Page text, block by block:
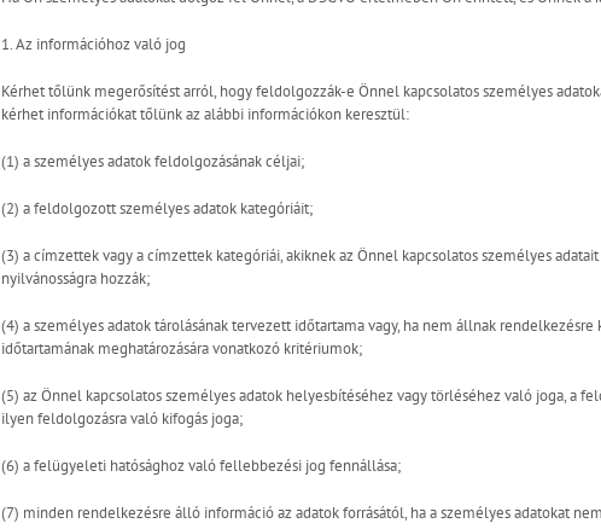
1. Az információhoz való jog
Kérhet tőlünk megerősítést arról, hogy feldolgozzák-e Önnel kapcsolatos személyes
kérhet információkat tőlünk az alábbi információkon keresztül:
(1) a személyes adatok feldolgozásának céljai;
(2) a feldolgozott személyes adatok kategóriáit;
(3) a címzettek vagy a címzettek kategóriái, akiknek az Önnel kapcsolatos személyes
nyilvánosságra hozzák;
(4) a személyes adatok tárolásának tervezett időtartama vagy, ha nem állnak rendelkezésre
időtartamának meghatározására vonatkozó kritériumok;
(5) az Önnel kapcsolatos személyes adatok helyesbítéséhez vagy törléséhez való joga, a
ilyen feldolgozásra való kifogás joga;
(6) a felügyeleti hatósághoz való fellebbezési jog fennállása;
(7) minden rendelkezésre álló információ az adatok forrásától, ha a személyes adatokat